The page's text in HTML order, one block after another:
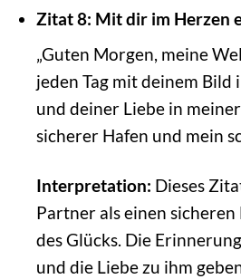
Zitat 8: Mit dir im Herzen
„Guten Morgen, meine
jeden Tag mit deinem Bild
und deiner Liebe in
sicherer Hafen und mein
Interpretation: Dieses
Partner als einen
des Glücks. Die
und die Liebe zu ihm